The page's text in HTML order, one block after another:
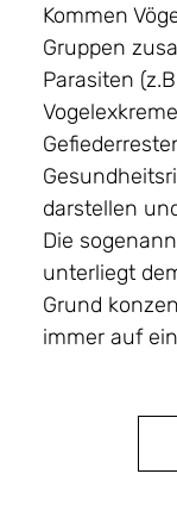
Kommen
Gruppen
Parasiten
darstellen
Die
unterliegt
Grund
immer auf